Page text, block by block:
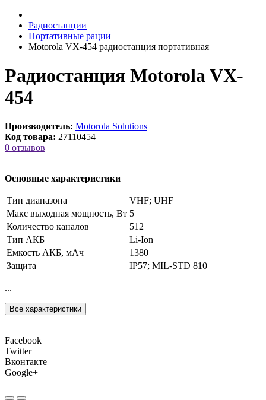
Радиостанции
Портативные рации
Motorola VX-454 радиостанция портативная
Радиостанция Motorola VX-
454
Производитель: Motorola Solutions
Код товара: 27110454
0 отзывов
Основные характеристики
Тип диапазона
VHF; UHF
Макс выходная мощность, Вт 5
Количество каналов
512
Тип АКБ
Li-Ion
Емкость АКБ, мАч
1380
Защита
IP57; MIL-STD 810
...
Все характеристики
Facebook
Twitter
Вконтакте
Google+